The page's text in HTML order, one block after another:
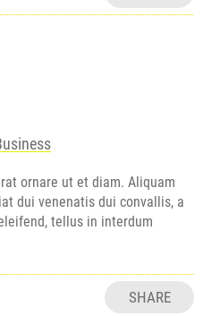
ornare ut et diam. Aliquam
dui venenatis dui convallis, a
tellus in interdum
SHARE